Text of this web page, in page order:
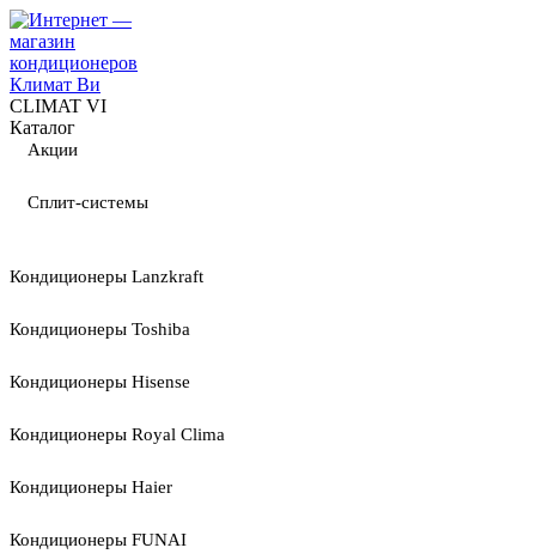
CLIMAT VI
Каталог
Акции
Сплит-системы
Кондиционеры Lanzkraft
Кондиционеры Toshiba
Кондиционеры Hisense
Кондиционеры Royal Clima
Кондиционеры Haier
Кондиционеры FUNAI